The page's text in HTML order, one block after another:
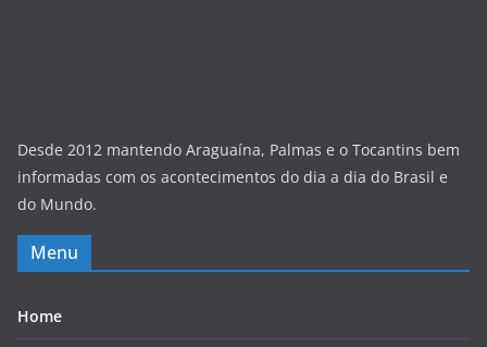
Desde 2012 mantendo Araguaína, Palmas e o Tocantins bem
informadas com os acontecimentos do dia a dia do Brasil e
do Mundo.
Menu
Home